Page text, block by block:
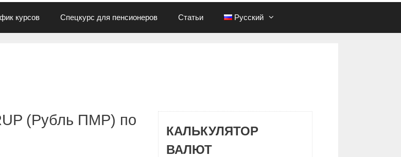
курсов Спецкурс для пенсионеров Статьи Русский
(Рубль ПМР) по
КАЛЬКУЛЯТОР
ВАЛЮТ